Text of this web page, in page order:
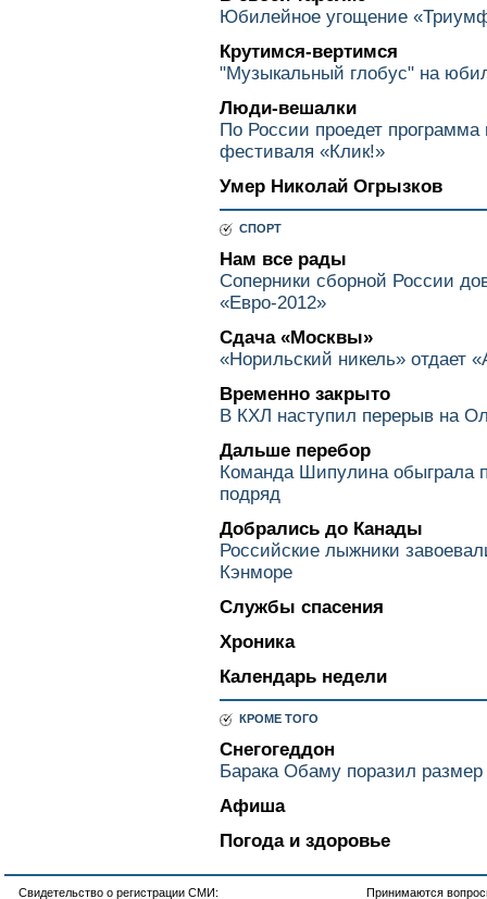
Юбилейное угощение
Крутимся-вертимся
"Музыкальный глобус" на
Люди-вешалки
По России проедет программа
фестиваля «Клик!»
Умер Николай Огрызков
СПОРТ
Нам все рады
Соперники сборной России
«Евро-2012»
Сдача «Москвы»
«Норильский никель» отдает
Временно закрыто
В КХЛ наступил перерыв на
Дальше перебор
Команда Шипулина обыграла
подряд
Добрались до Канады
Российские лыжники
Кэнморе
Службы спасения
Хроника
Календарь недели
КРОМЕ ТОГО
Снегогеддон
Барака Обаму поразил
Афиша
Погода и здоровье
Свидетельство о регистрации СМИ: Принимаются